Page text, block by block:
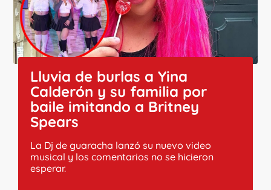
Lluvia de burlas a Yina
Calderón y su familia por
baile imitando a Britney
Spears
La Dj de guaracha lanzó su nuevo video
musical y los comentarios no se hicieron
esperar.